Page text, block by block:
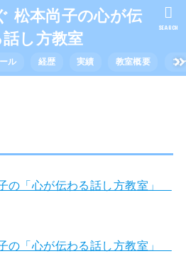
松本尚子の心が伝
し方教室
ル 経歴 実績 教室概要 コ
SEARCH